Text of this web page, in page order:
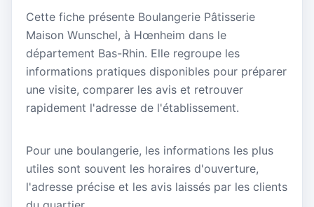
Cette fiche présente Boulangerie Pâtisserie
Maison Wunschel, à Hœnheim dans le
département Bas-Rhin. Elle regroupe les
informations pratiques disponibles pour préparer
une visite, comparer les avis et retrouver
rapidement l'adresse de l'établissement.
Pour une boulangerie, les informations les plus
utiles sont souvent les horaires d'ouverture,
l'adresse précise et les avis laissés par les clients